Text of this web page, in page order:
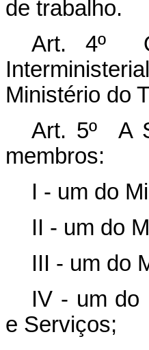
de trabalho.
Art. 4º O
Ministério do
Art. 5º A
membros:
I - um do
II - um do
III - um do
IV - um do
e Serviços;